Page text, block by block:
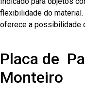
flexibilidade do
oferece a possibilidade
Placa de
Monteiro